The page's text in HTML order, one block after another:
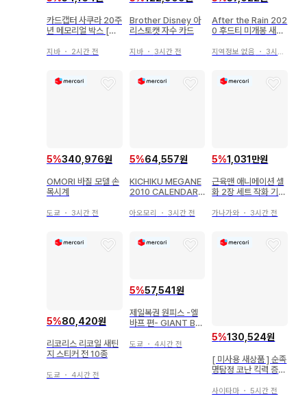
카드캡터 사쿠라 20주
년 메모리얼 박스 [결
지바 ・ 2시간 전
Brother Disney 아
리스토캣 자수 카드
지바・ 3시간 전
After the Rain 202
0 후드티 미개봉 새상
지역정보 없음 ・ 3시간 전
5%340,976원
OMORI 바질 모델 손
목시계
도쿄 ・ 3시간 전
5%64,557원
KICHIKU MEGANE
2010 CALENDAR
아오모리 ・ 3시간 전
5%1,031만원
근육맨 애니메이션 셀
화 2장 세트 작화 기록
가나가와 ・ 3시간 전
5%80,420원
리코리스 리코일 새틴
지 스티커 전 10종
도쿄 ・ 4시간 전
5%57,541원
제일복권 원피스 -엘
바프 편- GIANT BA
도쿄 ・ 4시간 전
5%130,524원
[ 미사용 새상품 ] 순족
명탐정 코난 킥력 증강
스탠드 포함
사이타마 ・5시간 전